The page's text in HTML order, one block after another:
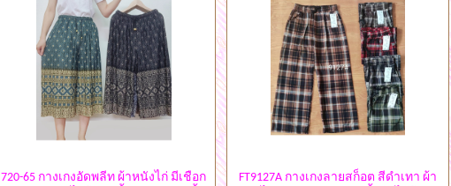
720-65 กางเกงอัดพลีท ผ้าหนังไก่ มีเชือก
FT9127A กางเกงลายสก็อต สีดำเทา ผ้า